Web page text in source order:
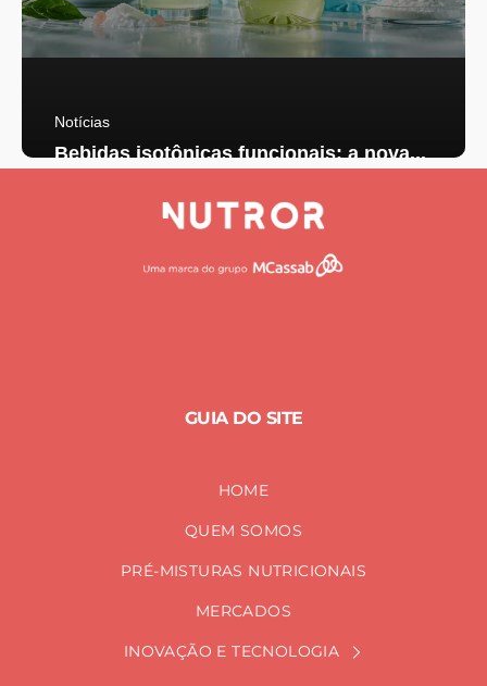
Notícias
Bebidas isotônicas funcionais: a nova...
GUIA DO SITE
HOME
QUEM SOMOS
PRÉ-MISTURAS NUTRICIONAIS
MERCADOS
INOVAÇÃO E TECNOLOGIA